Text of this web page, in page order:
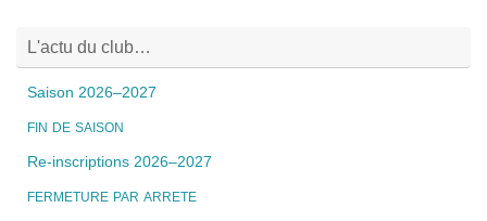
L'actu du club…
Saison 2026–2027
FIN DE SAISON
Re-inscriptions 2026–2027
FERMETURE PAR ARRETE